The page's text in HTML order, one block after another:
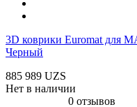
3D коврики Euromat для
Черный
885 989 UZS
Нет в наличии
0 отзывов